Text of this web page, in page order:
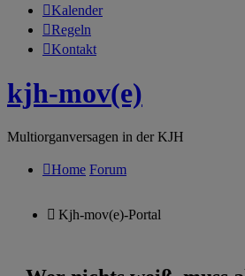
Kalender
Regeln
Kontakt
kjh-mov(e)
Multiorganversagen in der KJH
Home Forum
Kjh-mov(e)-Portal